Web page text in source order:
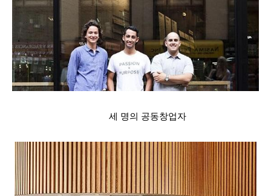
세 명의 공동창업자